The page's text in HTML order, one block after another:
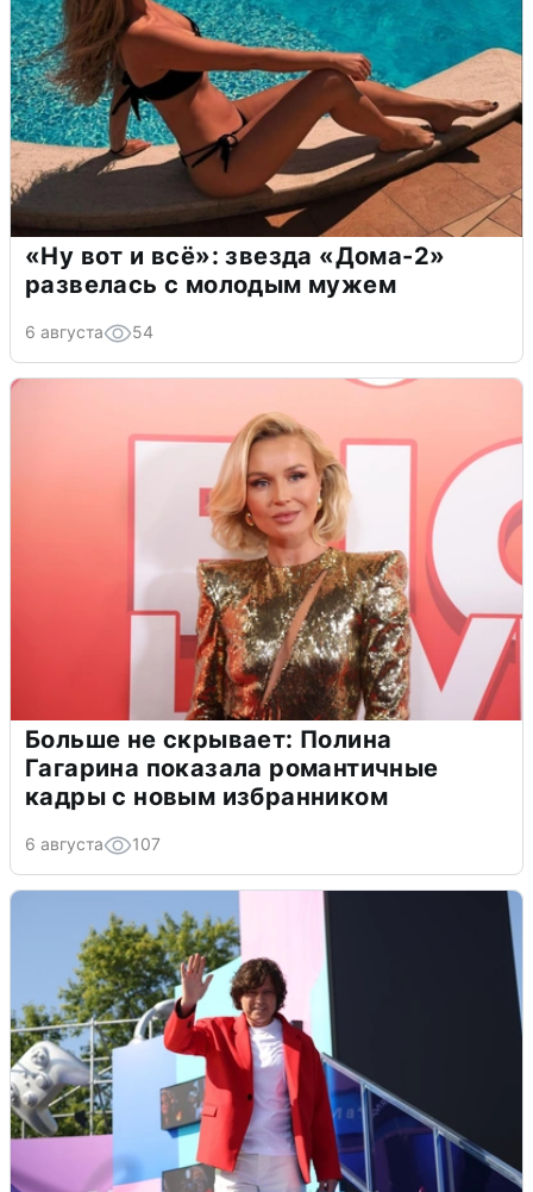
«Ну вот и всё»: звезда «Дома-2»
развелась с молодым мужем
6 августа 54
Больше не скрывает: Полина
Гагарина показала романтичные
кадры с новым избранником
6 августа 107